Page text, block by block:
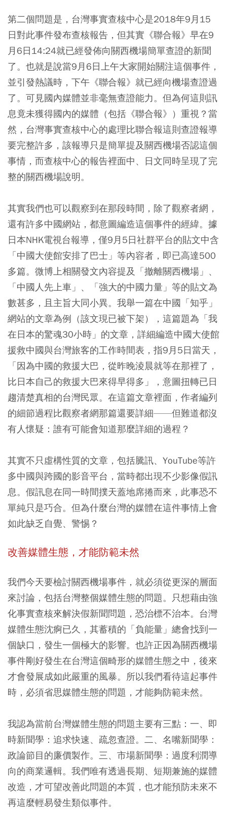
第二個問題是，台灣事實查核中心是2018年9月15
日對此事件發布查核報告，但其實《聯合報》早在9
月6日14:24就已經發佈向關西機場簡單查證的新聞
了。也就是說當9月6日上午大家開始關注這個事件，
並引發熱議時，下午《聯合報》就已經向機場查證過
了。可見國內媒體並非毫無查證能力。但為何這則訊
息竟未獲得國內的媒體（包括《聯合報》）重視？當
然，台灣事實查核中心的處理比聯合報這則查證報導
要完整許多，該報導只是簡單提及關西機場否認這個
事情，而查核中心的報告裡面中、日文同時呈現了完
整的關西機場說明。
其實我們也可以觀察到在那段時間，除了觀察者網，
還有許多中國網站，都意圖編造這個事件的經緯。據
日本NHK電視台報導，僅9月5日社群平台的貼文中含
「中國大使館安排了巴士」等內容者，即已高達500
多篇。微博上相關發文內容提及「撤離關西機場」、
「中國人先上車」、「強大的中國力量」等的貼文為
數甚多，且主旨大同小異。我舉一篇在中國「知乎」
網站的文章為例（該文現已被下架），這篇題為「我
在日本的驚魂30小時」的文章，詳細編造中國大使館
援救中國與台灣旅客的工作時間表，指9月5日當天，
「因為中國的救援大巴，從昨晚淩晨就等在那裡了，
比日本自己的救援大巴來得早得多」，意圖扭轉已日
趨清楚真相的台灣民眾。在這篇文章裡面，作者編列
的細節過程比觀察者網那篇還要詳細——但難道都沒
有人懷疑：誰有可能會知道那麼詳細的過程？
其實不只虛構性質的文章，包括騰訊、YouTube等許
多中國與跨國的影音平台，當時都出現不少影像假訊
息。假訊息在同一時間撲天蓋地席捲而來，此事恐不
單純只是巧合。但為什麼台灣的媒體在這件事情上會
如此缺乏自覺、警惕？
改善媒體生態，才能防範未然
我們今天要檢討關西機場事件，就必須從更深的層面
來討論，包括台灣整個媒體生態的問題。只想藉由強
化事實查核來解決假新聞問題，恐治標不治本。台灣
媒體生態沈痾已久，其蓄積的「負能量」總會找到一
個缺口，發生一個極大的影響。也許正因為關西機場
事件剛好發生在台灣這個畸形的媒體生態之中，後來
才會發展成如此嚴重的風暴。所以我們看待這起事件
時，必須省思媒體生態的問題，才能夠防範未然。
我認為當前台灣媒體生態的問題主要有三點：一、即
時新聞學：追求快速、疏忽查證。二、名嘴新聞學：
政論節目的廉價製作。三、市場新聞學：過度利潤導
向的商業邏輯。我們唯有透過長期、短期兼施的媒體
改造，才可望改善此問題的本質，也才能預防未來不
再這麼輕易發生類似事件。